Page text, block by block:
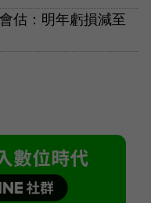
估：明年虧損減至